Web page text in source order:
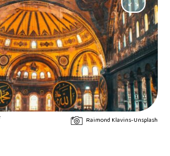
Raimond Klavins-Unsplash